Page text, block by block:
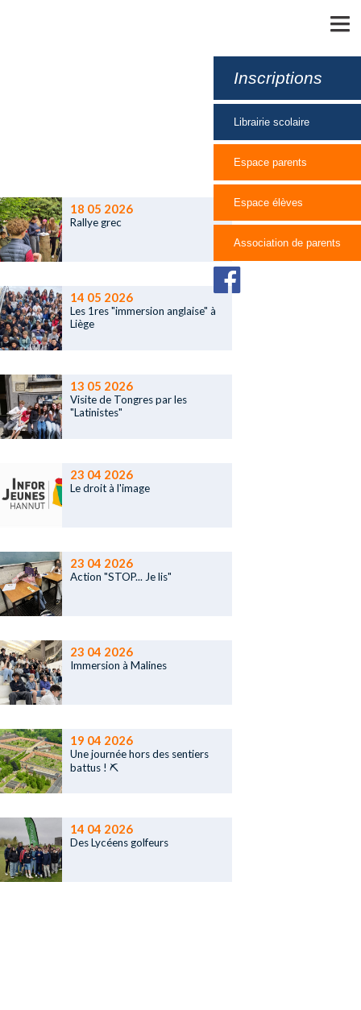
Inscriptions
Librairie scolaire
Espace parents
Espace élèves
Association de parents
18 05 2026
Rallye grec
14 05 2026
Les 1res "immersion anglaise" à
Liège
13 05 2026
Visite de Tongres par les
"Latinistes"
23 04 2026
Le droit à l'image
23 04 2026
Action "STOP... Je lis"
23 04 2026
Immersion à Malines
19 04 2026
Une journée hors des sentiers
battus ! ⛏️
14 04 2026
Des Lycéens golfeurs